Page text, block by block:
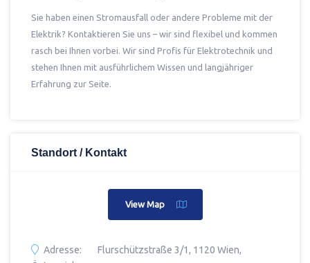
Sie haben einen Stromausfall oder andere Probleme mit der
Elektrik? Kontaktieren Sie uns – wir sind flexibel und kommen
rasch bei Ihnen vorbei. Wir sind Profis für Elektrotechnik und
stehen Ihnen mit ausführlichem Wissen und langjähriger
Erfahrung zur Seite.
Standort / Kontakt
View Map
Adresse:
Flurschützstraße 3/1, 1120 Wien,